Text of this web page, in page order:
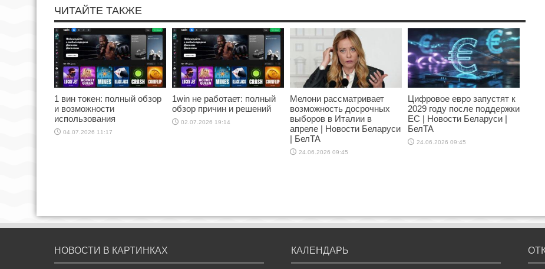
ЧИТАЙТЕ ТАКЖЕ
1 вин токен: полный обзор
и возможности
использования
04.07.2026 11:17
1win не работает: полный
обзор причин и решений
02.07.2026 19:14
Мелони рассматривает
возможность досрочных
выборов в Италии в
апреле | Новости Беларуси
| БелТА
24.06.2026 09:45
Цифровое евро запустят к
2029 году после поддержки
ЕС | Новости Беларуси |
БелТА
24.06.2026 09:45
НОВОСТИ В КАРТИНКАХ КАЛЕНДАРЬ